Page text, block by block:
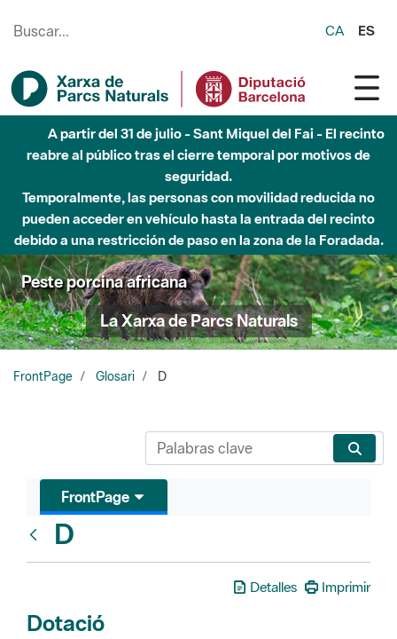
CA ES
A partir del 31 de julio - Sant Miquel del Fai - El recinto
reabre al público tras el cierre temporal por motivos de
seguridad.
Temporalmente, las personas con movilidad reducida no
pueden acceder en vehículo hasta la entrada del recinto
debido a una restricción de paso en la zona de la Foradada.
Peste porcina africana
La Xarxa de Parcs Naturals
FrontPage Glosari D
FrontPage
D
Detalles Imprimir
Dotació